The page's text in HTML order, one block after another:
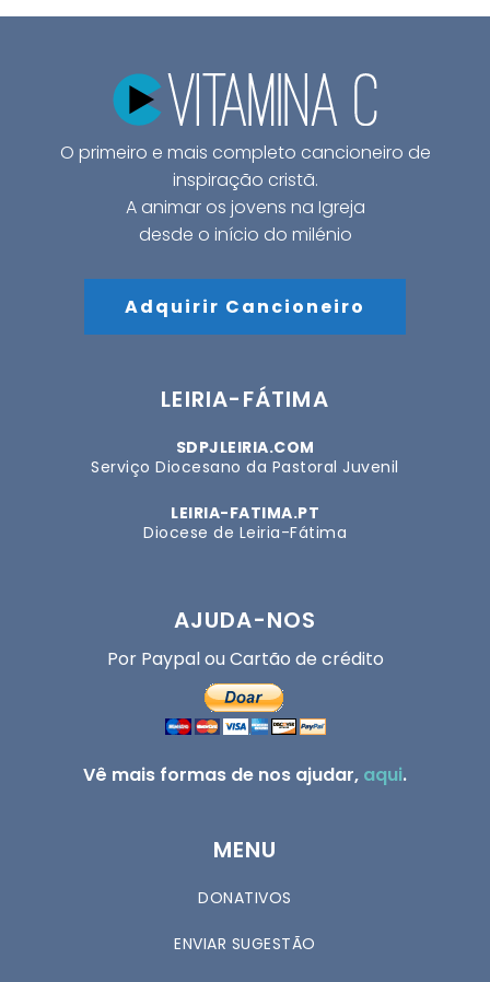
O primeiro e mais completo cancioneiro de
inspiração cristã.
A animar os jovens na Igreja
desde o início do milénio
Adquirir Cancioneiro
LEIRIA-FÁTIMA
SDPJLEIRIA.COM
Serviço Diocesano da Pastoral Juvenil
LEIRIA-FATIMA.PT
Diocese de Leiria-Fátima
AJUDA-NOS
Por Paypal ou Cartão de crédito
Vê mais formas de nos ajudar, aqui.
MENU
DONATIVOS
ENVIAR SUGESTÃO